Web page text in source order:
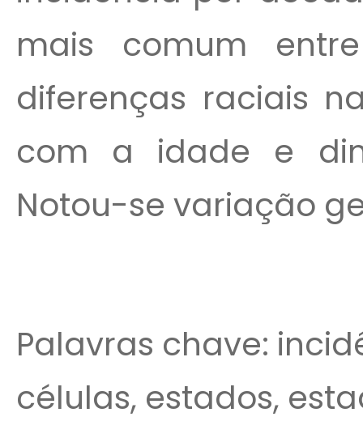
mais comum
diferenças raciais
com a idade e
Notou-se variação
Palavras chave:
células, estados,